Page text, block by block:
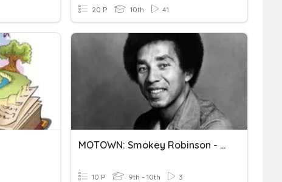
20 P 10th 41
MOTOWN: Smokey Robinson - The Tracks Of My Tears
10 P 9th - 10th 3